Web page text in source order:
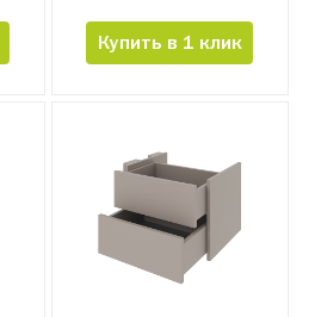
Купить в 1 клик